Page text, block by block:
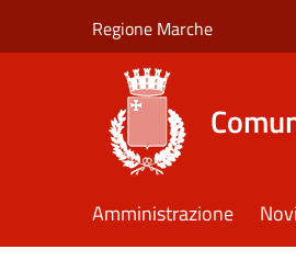
Regione Marche
Amministrazione